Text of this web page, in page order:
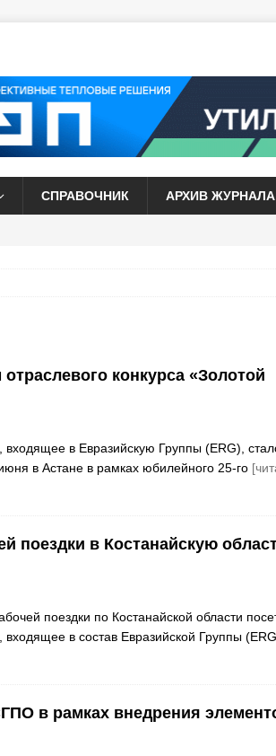
СПРАВОЧНИК АРХИВ ЖУРНАЛА
конкурса «Золотой
входящее в Евразийскую Группы (ERG),
в Астане в рамках юбилейного 25-го
поездки в Костанайскую
поездки по Костанайской области
в состав Евразийской Группы
в рамках внедрения